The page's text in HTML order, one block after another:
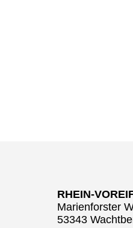
RHEIN-
Marienforster
53343